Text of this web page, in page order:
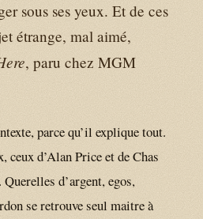
sous ses yeux. Et de ces
étrange, mal aimé,
, paru chez MGM
parce qu’il explique tout.
d’Alan Price et de Chas
d’argent, egos,
se retrouve seul maitre à